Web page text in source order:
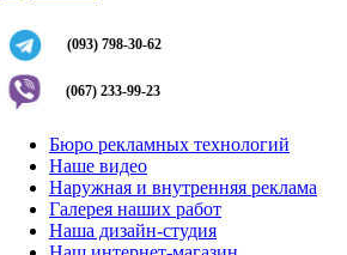
(093) 798-30-62
(067) 233-99-23
Бюро рекламных технологий
Наше видео
Наружная и внутренняя реклама
Галерея наших работ
Наша дизайн-студия